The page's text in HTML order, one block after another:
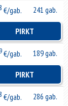
€/gab. 241 gab.
PIRKT
€/gab. 189 gab.
PIRKT
€/gab. 286 gab.